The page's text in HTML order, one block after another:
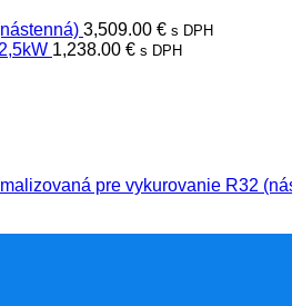
3,509.00 € s DPH
1,238.00 € s DPH
pre vykurovanie R32